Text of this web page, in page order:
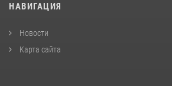
НАВИГАЦИЯ
Новости
Карта сайта